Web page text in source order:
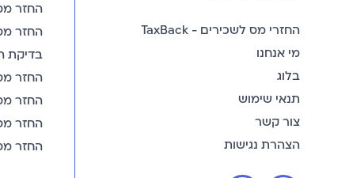
החזרי מס לשכירים - TaxBack
מי אנחנו
בלוג
תנאי שימוש
צור קשר
הצהרת נגישות
החזר
החזר
בדיקת
החזר
החזר
החזר
החזר